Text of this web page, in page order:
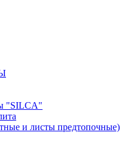
"SILCA"
и листы предтопочные)